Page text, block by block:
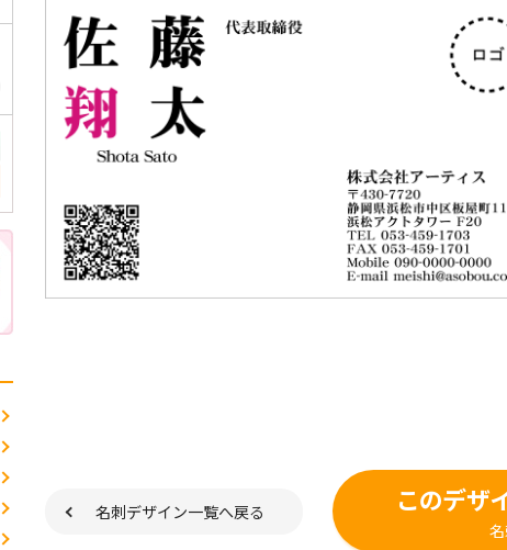
このデザ
名刺デザイン一覧へ戻る